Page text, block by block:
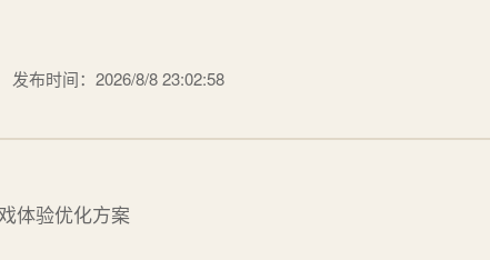
发布时间：2026/8/8 23:02:58